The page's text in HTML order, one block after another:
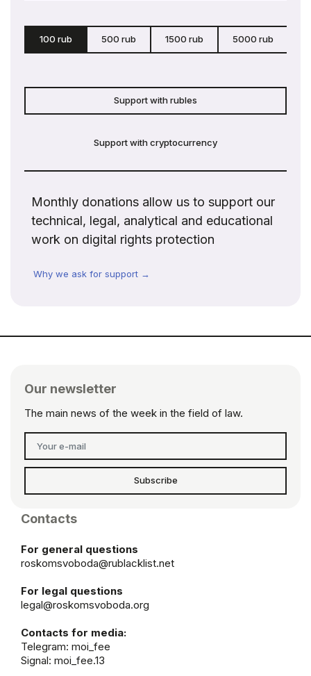
100 rub 500 rub 1500 rub 5000 rub
Support with rubles
Support with cryptocurrency
Monthly donations allow us to support our
technical, legal, analytical and educational
work on digital rights protection
Why we ask for support →
Our newsletter
The main news of the week in the field of law.
Subscribe
Contacts
For general questions
roskomsvoboda@rublacklist.net
For legal questions
legal@roskomsvoboda.org
Contacts for media:
Telegram: moi_fee
Signal: moi_fee.13